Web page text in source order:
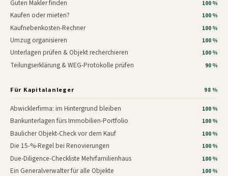
Guten Makler finden 100 %
Kaufen oder mieten? 100 %
Kaufnebenkosten-Rechner 100 %
Umzug organisieren 100 %
Unterlagen prüfen & Objekt recherchieren 100 %
Teilungserklärung & WEG-Protokolle prüfen 90 %
Für Kapitalanleger 98 %
Abwicklerfirma: im Hintergrund bleiben 100 %
Bankunterlagen fürs Immobilien-Portfolio 100 %
Baulicher Objekt-Check vor dem Kauf 100 %
Die 15-%-Regel bei Renovierungen 100 %
Due-Diligence-Checkliste Mehrfamilienhaus 100 %
Ein Generalverwalter für alle Objekte 100 %